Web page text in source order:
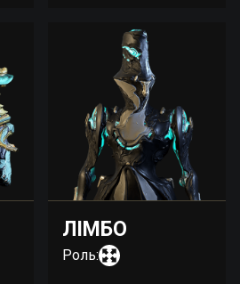
ЛІМБО
Роль: